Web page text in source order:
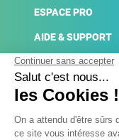
ESPACE PRO
AIDE & SUPPORT
ACTUALITÉS